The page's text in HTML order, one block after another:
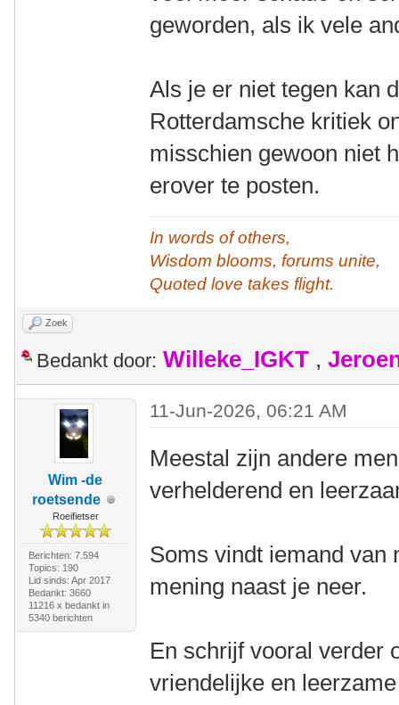
geworden, als ik vele
Als je er niet tegen kan
Rotterdamsche kritiek
misschien gewoon niet
erover te posten.
In words of others,
Wisdom blooms, forums unite,
Quoted love takes flight.
Zoek
Bedankt door: Willeke_IGKT ,
Wim -de
roetsende
Roeifietser
Berichten: 7.594
Topics: 190
Lid sinds: Apr 2017
Bedankt: 3660
11216 x bedankt in
5340 berichten
11-Jun-2026, 06:21 AM
Meestal zijn andere
verhelderend en
Soms vindt iemand van
mening naast je neer.
En schrijf vooral verder
vriendelijke en